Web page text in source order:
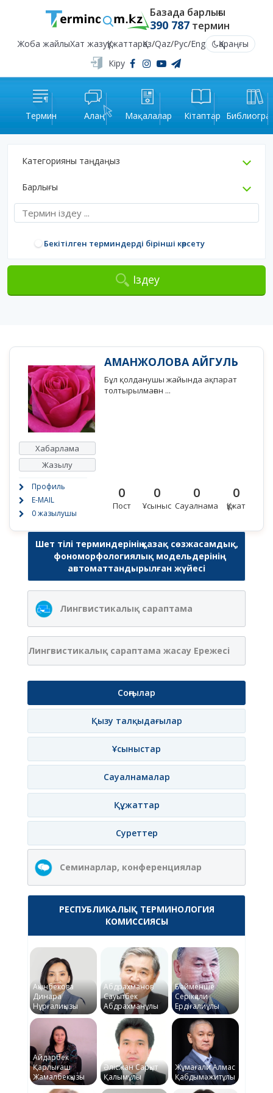
Базада барлығы
390 787термин
Жоба жайлыХат жазуҚұжаттарҚаз/Qaz/Рус/Eng
Қараңғы
Кіру
Термин Алаң Мақалалар Кітаптар
Категорияны таңдаңыз
Барлығы
Бекітілген терминдерді бірінші көрсету
Іздеу
Хабарлама
Жазылу
Профиль
E-MAIL
0 жазылушы
АМАНЖОЛОВА АЙГУЛЬ
Бұл қолданушы жайында ақпарат
толтырылмаған ...
0
Пост
0
Ұсыныс
0
Сауалнама
0
Құжат
Шет тілі терминдерінің қазақ сөзжасамдық,
фономорфологиялық модельдерінің
автоматтандырылған жүйесі
Лингвистикалық сараптама
Лингвистикалық сараптама жасау Ережесі
Соңғылар
Қызу талқыдағылар
Ұсыныстар
Сауалнамалар
Құжаттар
Суреттер
Семинарлар, конференциялар
РЕСПУБЛИКАЛЫҚ ТЕРМИНОЛОГИЯ
КОМИССИЯСЫ
Ақынбекова
Динара
Нұрғалиқызы
Абдрахманов
Сауытбек
Абдрахманұлы
Байменше
Серікқали
Ердіғалиұлы
Айдарбек
Қарлығаш
Жамалбекқызы
Әлісжан Сарқыт
Қалымұлы
Жұмағали Алмас
Қабдымәжитұлы